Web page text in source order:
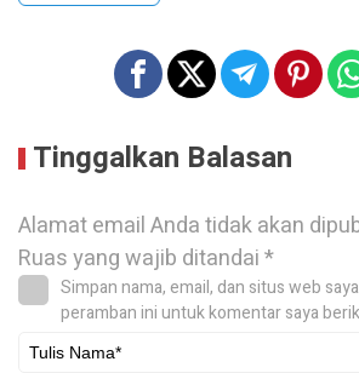
Tinggalkan Balasan
Alamat email Anda tidak akan
Ruas yang wajib ditandai*
Simpan nama, email, dan situs web
peramban ini untuk komentar saya